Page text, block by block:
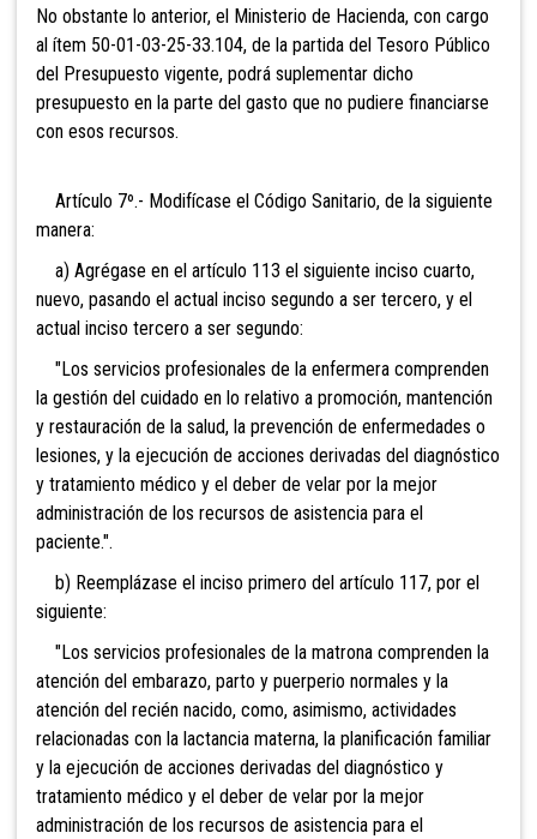
No obstante lo anterior, el Ministerio de Hacienda, con cargo
al ítem 50-01-03-25-33.104, de la partida del Tesoro Público
del Presupuesto vigente, podrá suplementar dicho
presupuesto en la parte del gasto que no pudiere financiarse
con esos recursos.
Artículo 7º.- Modifícase el Código Sanitario, de la siguiente
manera:
a) Agrégase en el artículo 113 el siguiente inciso cuarto,
nuevo, pasando el actual inciso segundo a ser tercero, y el
actual inciso tercero a ser segundo:
"Los servicios profesionales de la enfermera comprenden
la gestión del cuidado en lo relativo a promoción, mantención
y restauración de la salud, la prevención de enfermedades o
lesiones, y la ejecución de acciones derivadas del diagnóstico
y tratamiento médico y el deber de velar por la mejor
administración de los recursos de asistencia para el
paciente.".
b) Reemplázase el inciso primero del artículo 117, por el
siguiente:
"Los servicios profesionales de la matrona comprenden la
atención del embarazo, parto y puerperio normales y la
atención del recién nacido, como, asimismo, actividades
relacionadas con la lactancia materna, la planificación familiar
y la ejecución de acciones derivadas del diagnóstico y
tratamiento médico y el deber de velar por la mejor
administración de los recursos de asistencia para el